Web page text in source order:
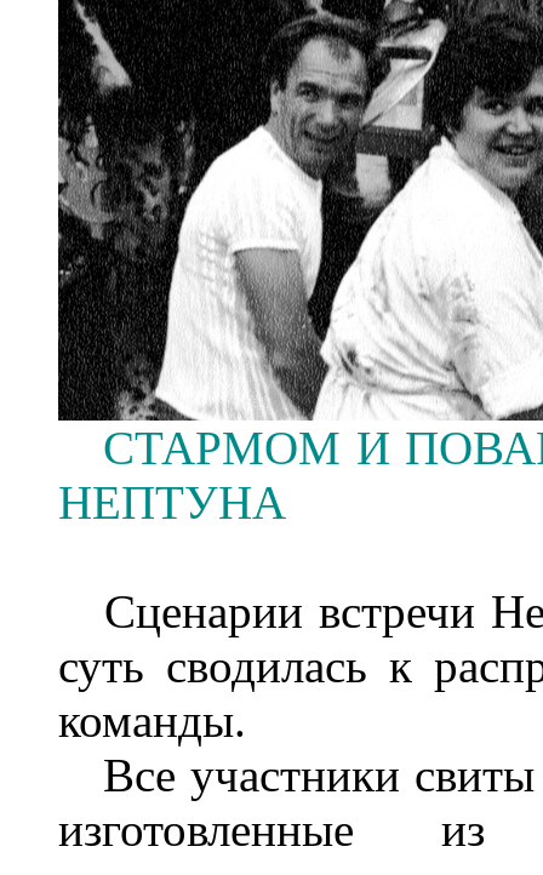
СТАРМОМ И
НЕПТУНА
Сценарии встречи
суть сводилась к
команды.
Все участники
изготовленные из